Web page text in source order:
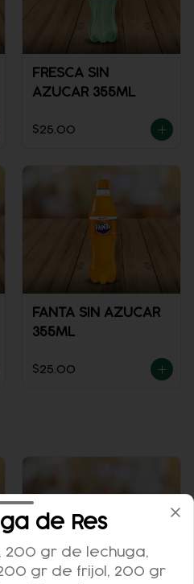
FRESCA SIN
AZUCAR 355ML
$25.00
FANTA SIN AZUCAR
355ML
$25.00
de Res
200 gr de lechuga,
gr de frijol, 200 gr